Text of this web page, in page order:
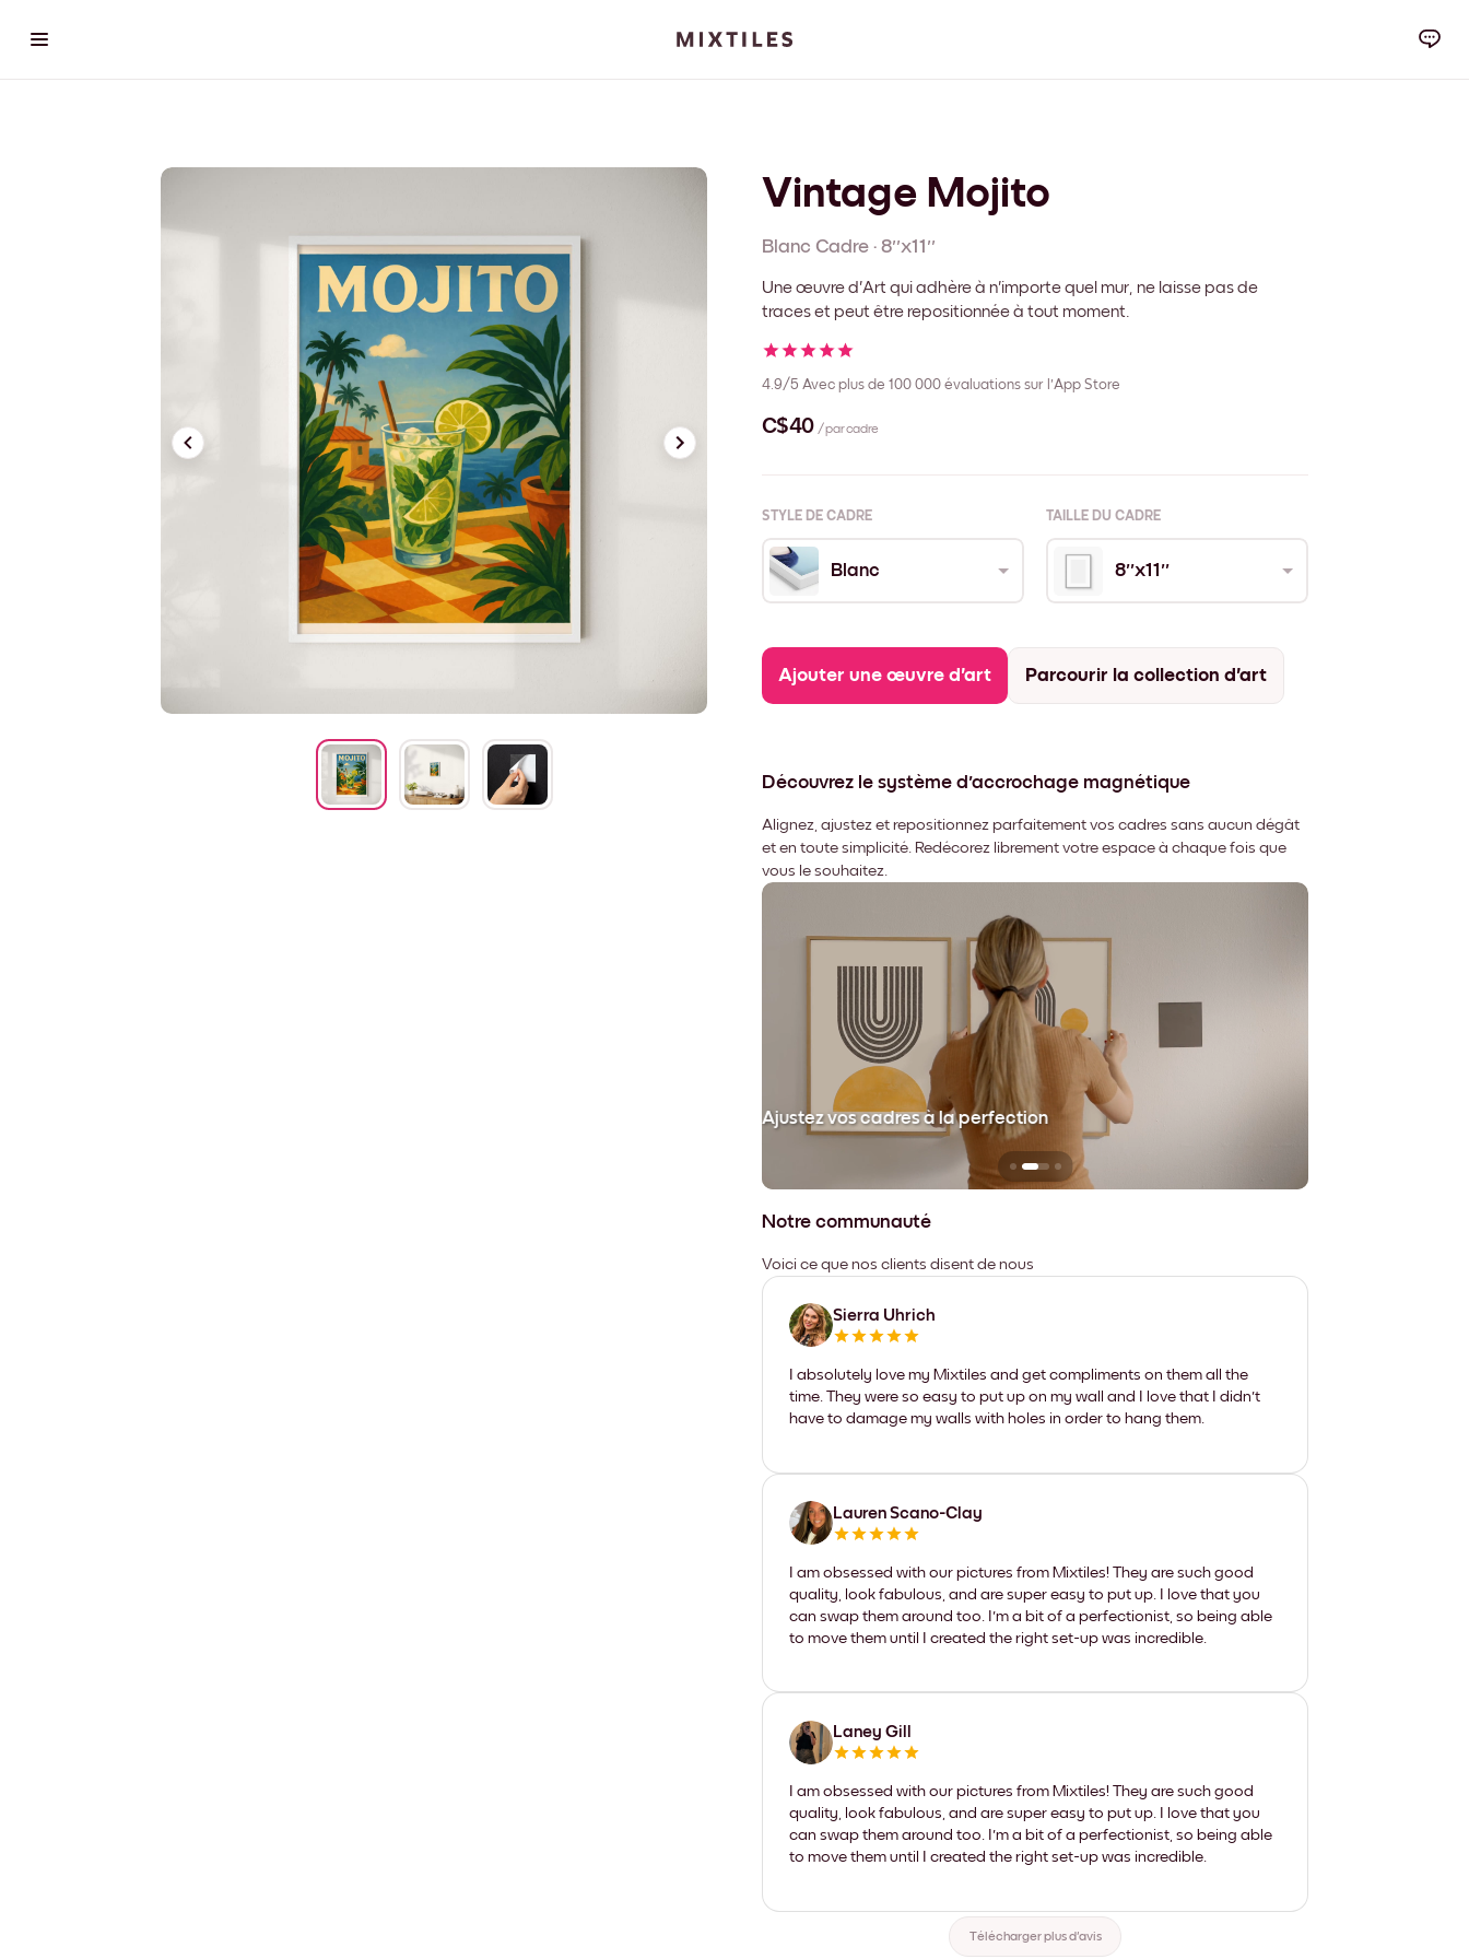
Vintage Mojito
Blanc Cadre · 8''x11''
Une œuvre d'Art qui adhère à n'importe quel mur, ne laisse pas de
traces et peut être repositionnée à tout moment.
4.9/5 Avec plus de 100 000 évaluations sur l'App Store
C$40 / par cadre
STYLE DE CADRE TAILLE DU CADRE
Blanc 8''x11''
Ajouter une œuvre d'art Parcourir la collection d'art
Découvrez le système d'accrochage magnétique
Alignez, ajustez et repositionnez parfaitement vos cadres sans aucun dégât
et en toute simplicité. Redécorez librement votre espace à chaque fois que
vous le souhaitez.
Ajustez vos cadres à la perfection
Notre communauté
Voici ce que nos clients disent de nous
Sierra Uhrich
I absolutely love my Mixtiles and get compliments on them all the
time. They were so easy to put up on my wall and I love that I didn't
have to damage my walls with holes in order to hang them.
Lauren Scano-Clay
I am obsessed with our pictures from Mixtiles! They are such good
quality, look fabulous, and are super easy to put up. I love that you
can swap them around too. I'm a bit of a perfectionist, so being able
to move them until I created the right set-up was incredible.
Laney Gill
I am obsessed with our pictures from Mixtiles! They are such good
quality, look fabulous, and are super easy to put up. I love that you
can swap them around too. I'm a bit of a perfectionist, so being able
to move them until I created the right set-up was incredible.
Télécharger plus d'avis